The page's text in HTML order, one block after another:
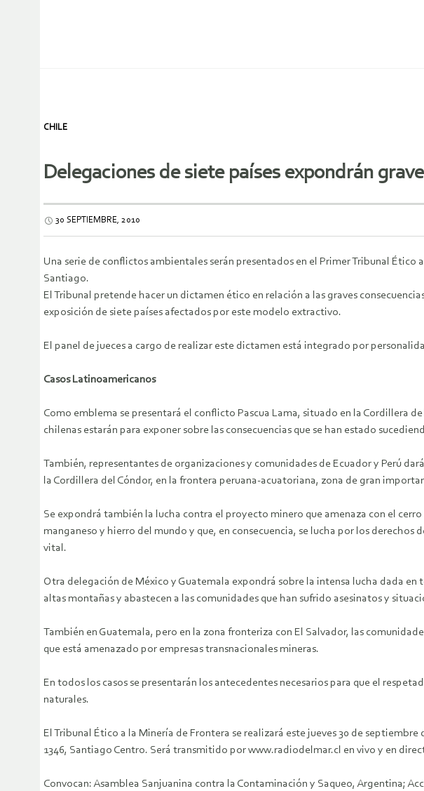
CHILE
Delegaciones de siete países expondrán
30 SEPTIEMBRE, 2010
Una serie de conflictos ambientales serán presentados en el Primer Tribunal Ético
Santiago.
El Tribunal pretende hacer un dictamen ético en relación a las graves
exposición de siete países afectados por este modelo extractivo.
El panel de jueces a cargo de realizar este dictamen está integrado por
Casos Latinoamericanos
Como emblema se presentará el conflicto Pascua Lama, situado en la Cordillera
chilenas estarán para exponer sobre las consecuencias que se han estado
También, representantes de organizaciones y comunidades de Ecuador y Perú
la Cordillera del Cóndor, en la frontera peruana-acuatoriana, zona de gran
Se expondrá también la lucha contra el proyecto minero que amenaza con el
manganeso y hierro del mundo y que, en consecuencia, se lucha por los
vital.
Otra delegación de México y Guatemala expondrá sobre la intensa lucha dada
altas montañas y abastecen a las comunidades que han sufrido asesinatos y
También en Guatemala, pero en la zona fronteriza con El Salvador, las
que está amenazado por empresas transnacionales mineras.
En todos los casos se presentarán los antecedentes necesarios para que el
naturales.
El Tribunal Ético a la Minería de Frontera se realizará este jueves 30 de
1346, Santiago Centro. Será transmitido por www.radiodelmar.cl en vivo y en
Convocan: Asamblea Sanjuanina contra la Contaminación y Saqueo, Argentina;